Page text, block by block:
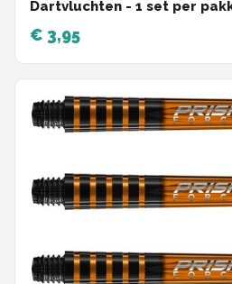
Dartvluchten - 1 set per
€ 3,95